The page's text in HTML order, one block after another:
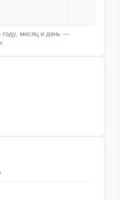
году, месяц и день —